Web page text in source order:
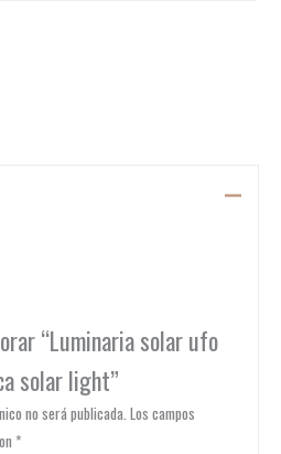
“Luminaria solar ufo
solar light”
no será publicada. Los campos
*